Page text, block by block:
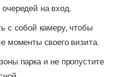
на вход.
с собой камеру, чтобы
моменты своего визита.
парка и не пропустите